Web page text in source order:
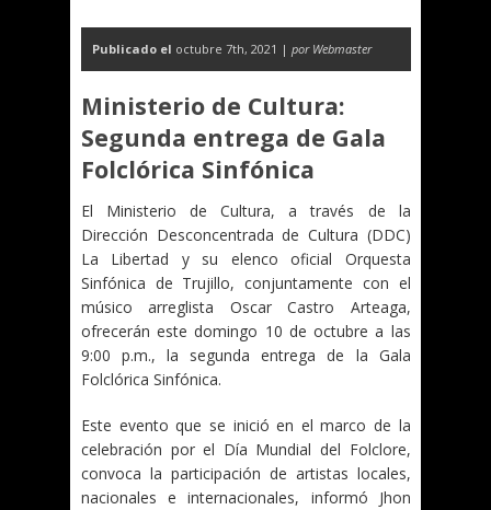
Publicado el octubre 7th, 2021 | por Webmaster
Ministerio de Cultura:
Segunda entrega de Gala
Folclórica Sinfónica
El Ministerio de Cultura, a través de la
Dirección Desconcentrada de Cultura (DDC)
La Libertad y su elenco oficial Orquesta
Sinfónica de Trujillo, conjuntamente con el
músico arreglista Oscar Castro Arteaga,
ofrecerán este domingo 10 de octubre a las
9:00 p.m., la segunda entrega de la Gala
Folclórica Sinfónica.
Este evento que se inició en el marco de la
celebración por el Día Mundial del Folclore,
convoca la participación de artistas locales,
nacionales e internacionales, informó Jhon